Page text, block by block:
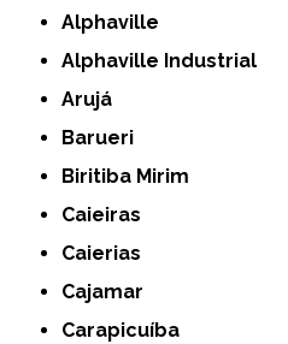
Alphaville
Alphaville Industrial
Arujá
Barueri
Biritiba Mirim
Caieiras
Caierias
Cajamar
Carapicuíba